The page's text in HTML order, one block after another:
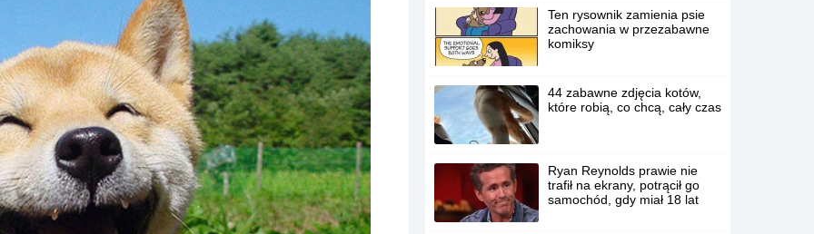
Ten rysownik zamienia psie
zachowania w przezabawne
komiksy
44 zabawne zdjęcia kotów,
które robią, co chcą, cały czas
Ryan Reynolds prawie nie
trafił na ekrany, potrącił go
samochód, gdy miał 18 lat